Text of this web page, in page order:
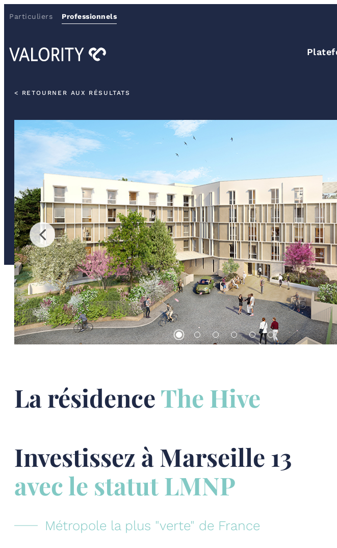
Particuliers Professionnels
< RETOURNER AUX RÉSULTATS
La résidenceThe Hive
Investissez à Marseille 13
avec le statut LMNP
Métropole la plus "verte" de France